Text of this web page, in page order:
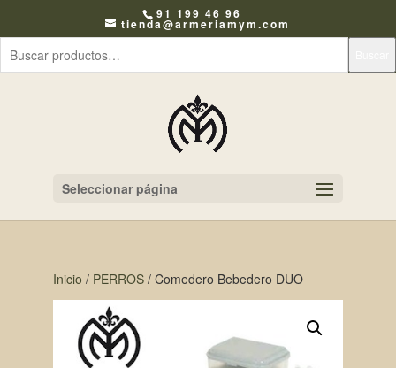
91 199 46 96
tienda@armeriamym.com
Seleccionar página
Inicio / PERROS/ Comedero Bebedero DUO